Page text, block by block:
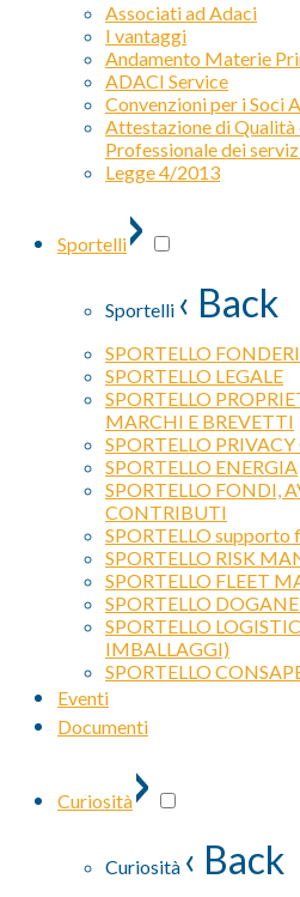
Associati ad Adaci
I vantaggi
Andamento Materie
ADACI Service
Convenzioni per i Soci
Attestazione di Qualità
Professionale dei
Legge 4/2013
Sportelli›
Sportelli ‹ Back
SPORTELLO
SPORTELLO LEGALE
SPORTELLO
MARCHI E BREVETTI
SPORTELLO PRIVACY
SPORTELLO ENERGIA
SPORTELLO FONDI,
CONTRIBUTI
SPORTELLO supporto
SPORTELLO RISK
SPORTELLO FLEET
SPORTELLO DOGANE
SPORTELLO
IMBALLAGGI)
SPORTELLO
Eventi
Documenti
Curiosità›
Curiosità ‹ Back